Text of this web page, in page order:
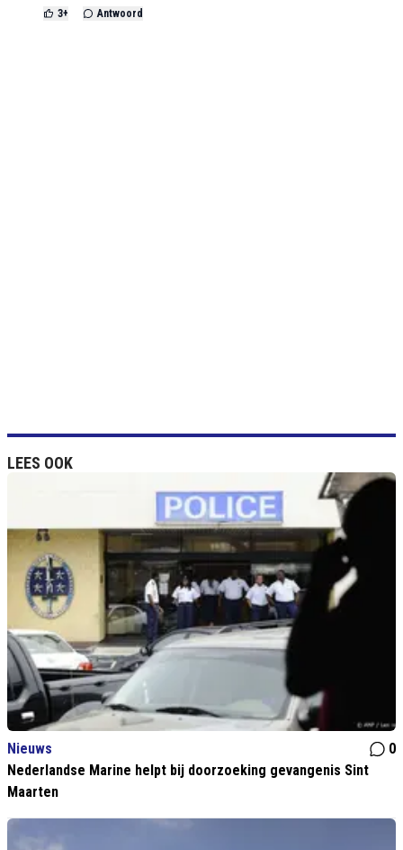
3+ Antwoord
LEES OOK
Nieuws
0
Nederlandse Marine helpt bij doorzoeking gevangenis Sint
Maarten